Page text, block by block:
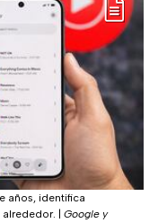
años, identifica
alrededor.
Google y